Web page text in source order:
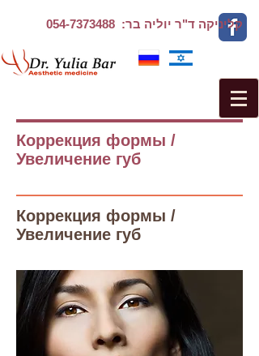
קליניקה ד"ר יוליה בר: 054-7373488
Коррекция формы /
Увеличение губ
Коррекция формы /
Увеличение губ